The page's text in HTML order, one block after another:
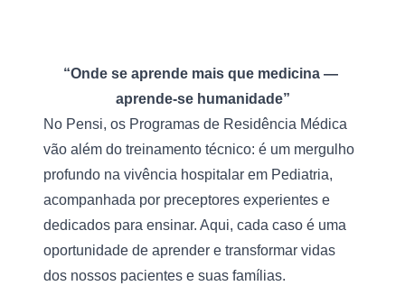
“Onde se aprende mais que medicina —
aprende-se humanidade”
No Pensi, os Programas de Residência Médica
vão além do treinamento técnico: é um mergulho
profundo na vivência hospitalar em Pediatria,
acompanhada por preceptores experientes e
dedicados para ensinar. Aqui, cada caso é uma
oportunidade de aprender e transformar vidas
dos nossos pacientes e suas famílias.